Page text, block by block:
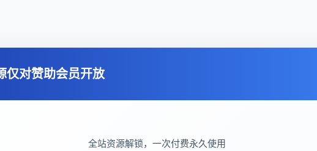
仅对赞助会员开放
全站资源解锁，一次付费永久使用